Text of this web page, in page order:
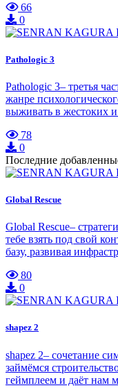
66
0
Pathologic 3
Pathologic 3– третья
жанре
выживать в жестоких
78
0
Последние
Global Rescue
Global Rescue–
тебе взять под свой
базу, развивая
80
0
shapez 2
shapez 2– сочетание
займёмся
геймплеем и даёт нам